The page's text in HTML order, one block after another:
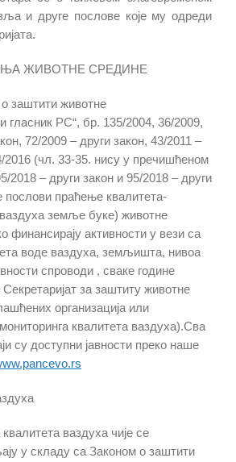
и друге послове које му одреди
ЖИВОТНЕ СРЕДИНЕ
заштити животне
и гласник РС“, бр. 135/2004, 36/2009,
72/2009– други закон, 43/2011 –
(чл. 33-35. нису у пречишћеном
2018– други закон и 95/2018– други
пословипраћење квалитета-
земље буке) животне
финансирају активности у вези са
воде ваздуха, земљишта, нивоа
спроводи , сваке године
Секретаријат за заштиту животне
организација или
квалитета ваздуха).Сва
су доступни јавности преко наше
ваздуха чије се
у складу са Законом о заштити